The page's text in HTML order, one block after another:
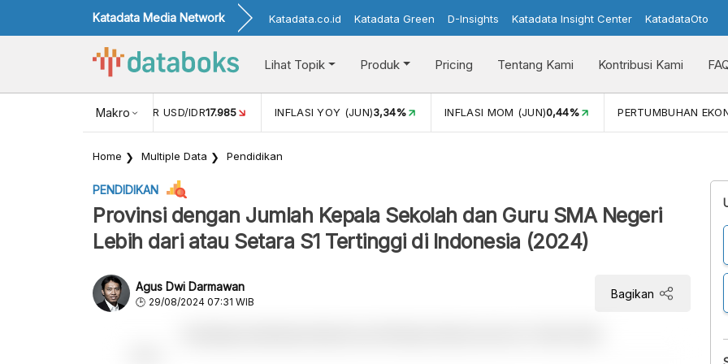
Katadata Media Network Katadata.co.id Katadata Green D-Insights Katadata Insight Center KatadataOto
Lihat Topik Produk Pricing Tentang Kami Kontribusi Kami
Makro
NILAI TUKAR USD/IDR17.985 INFLASI YOY (JUN)3,34% INFLASI MOM (JUN)0,44% PERTUMBUHAN
Home Multiple Data Pendidikan
PENDIDIKAN
Provinsi dengan Jumlah Kepala Sekolah dan Guru SMA Negeri
Lebih dari atau Setara S1 Tertinggi di Indonesia (2024)
Agus Dwi Darmawan
29/08/2024 07:31 WIB
Bagikan